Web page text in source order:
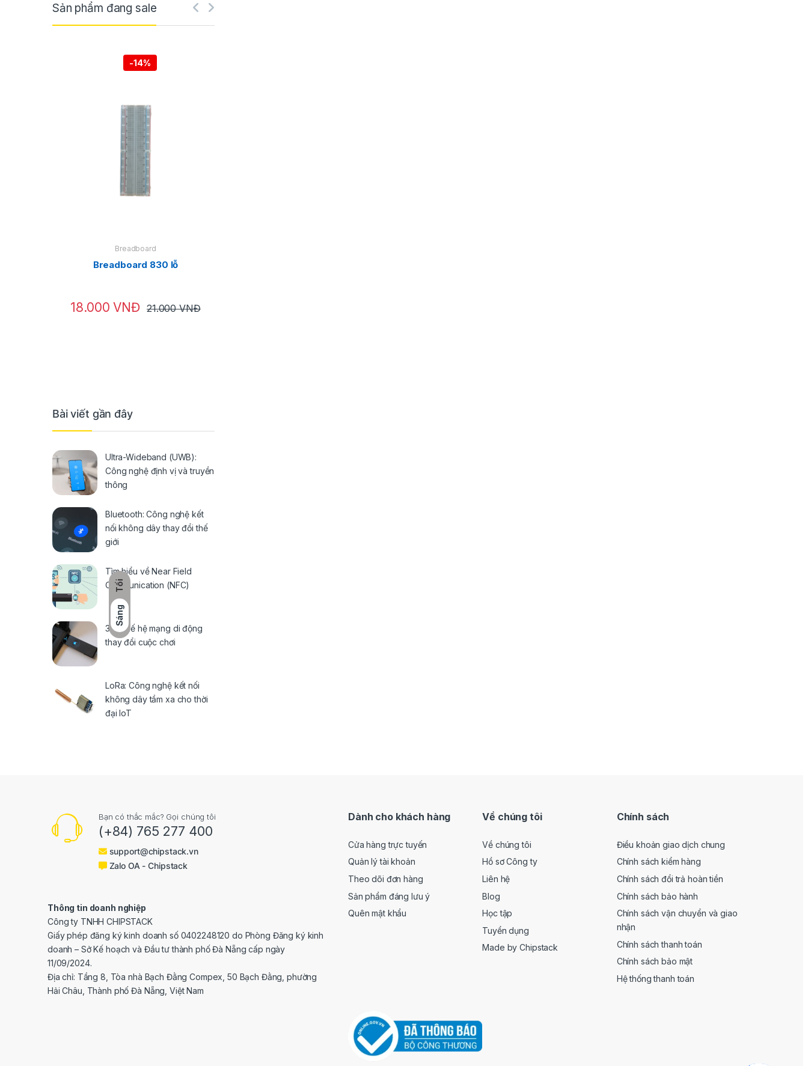
Tối
Sáng
Sản phẩm đang sale
-14%
Breadboard
Breadboard 830 lỗ
18.000VNĐ 21.000VNĐ
Bài viết gần đây
Ultra-Wideband (UWB):
Công nghệ định vị và truyền
thông
Bluetooth: Công nghệ kết
nối không dây thay đổi thế
giới
Tìm hiểu về Near Field
Communication (NFC)
3G: Thế hệ mạng di động
thay đổi cuộc chơi
LoRa: Công nghệ kết nối
không dây tầm xa cho thời
đại IoT
Bạn có thắc mắc? Gọi chúng tôi
(+84) 765 277 400
support@chipstack.vn
Zalo OA - Chipstack
Thông tin doanh nghiệp
Công ty TNHH CHIPSTACK
Giấy phép đăng ký kinh doanh số 0402248120 do Phòng Đăng ký kinh
doanh – Sở Kế hoạch và Đầu tư thành phố Đà Nẵng cấp ngày
11/09/2024.
Địa chỉ: Tầng 8, Tòa nhà Bạch Đằng Compex, 50 Bạch Đằng, phường
Hải Châu, Thành phố Đà Nẵng, Việt Nam
Dành cho khách hàng
Cửa hàng trực tuyến
Quản lý tài khoản
Theo dõi đơn hàng
Sản phẩm đáng lưu ý
Quên mật khẩu
Về chúng tôi
Về chúng tôi
Hồ sơ Công ty
Liên hệ
Blog
Học tập
Tuyển dụng
Made by Chipstack
Chính sách
Điều khoản giao dịch chung
Chính sách kiểm hàng
Chính sách đổi trả hoàn tiền
Chính sách bảo hành
Chính sách vận chuyển và giao
nhận
Chính sách thanh toán
Chính sách bảo mật
Hệ thống thanh toán